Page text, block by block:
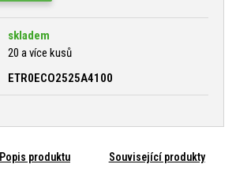
skladem
20 a více kusů
ETR0ECO2525A4100
Popis produktu Související produkty